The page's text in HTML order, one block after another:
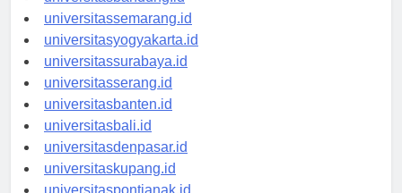
universitasbandung.id
universitassemarang.id
universitasyogyakarta.id
universitassurabaya.id
universitasserang.id
universitasbanten.id
universitasbali.id
universitasdenpasar.id
universitaskupang.id